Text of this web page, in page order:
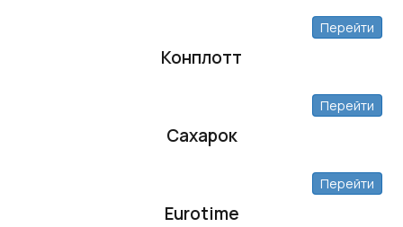
Конплотт
Перейти
Сахарок
Перейти
Eurotime
Перейти